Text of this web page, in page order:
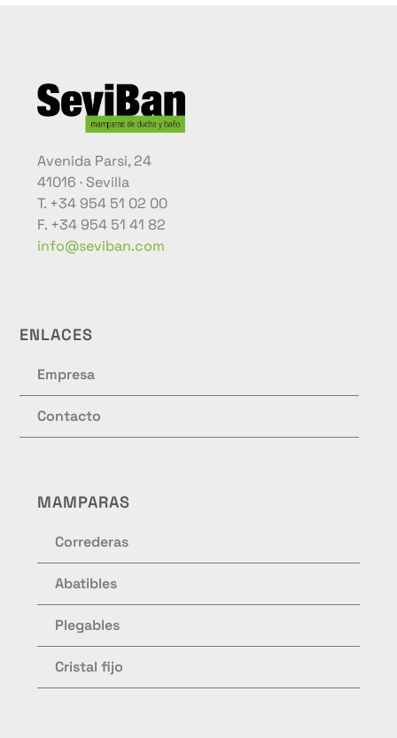
Avenida Parsi, 24
41016 · Sevilla
T. +34 954 51 02 00
F. +34 954 51 41 82
info@seviban.com
ENLACES
Empresa
Contacto
MAMPARAS
Correderas
Abatibles
Plegables
Cristal fijo